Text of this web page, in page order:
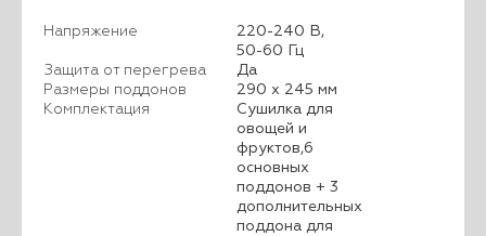
Напряжение
220-240 В,
50-60 Гц
Защита от перегрева
Да
Размеры поддонов
290 х 245 мм
Комплектация
Сушилка для
овощей и
фруктов,6
основных
поддонов + 3
дополнительных
поддона для